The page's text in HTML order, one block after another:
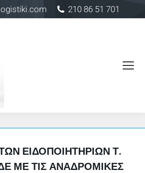
210 86 51 701
ΕΙΔΟΠΟΙΗΤΗΡΊΩΝ Τ.
ΜΕ ΤΙΣ ΑΝΑΔΡΟΜΙΚΈΣ